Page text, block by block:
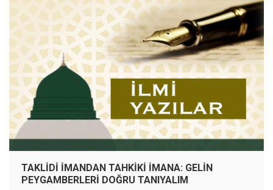
TAKLİDİ İMANDAN TAHKİKİ İMANA: GELİN
PEYGAMBERLERİ DOĞRU TANIYALIM